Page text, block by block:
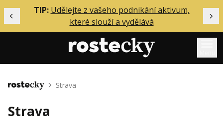
Předchozí
TIP: Udělejte z vašeho podnikání aktivum,
které slouží a vydělává
Mentoring
Solo
Domů Strava
Strava